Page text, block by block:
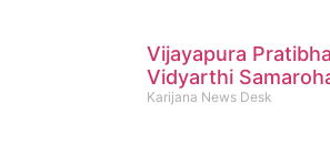
Vijayapura
Vidyarthi
Karijana News Desk